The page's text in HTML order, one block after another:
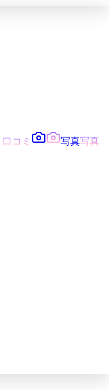
口コミ 写真写真